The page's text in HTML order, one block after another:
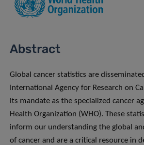
Abstract
Global cancer statistics are
International Agency for Research on
its mandate as the specialized cancer
Health Organization (WHO). These
inform our understanding the global
of cancer and are a critical resource in